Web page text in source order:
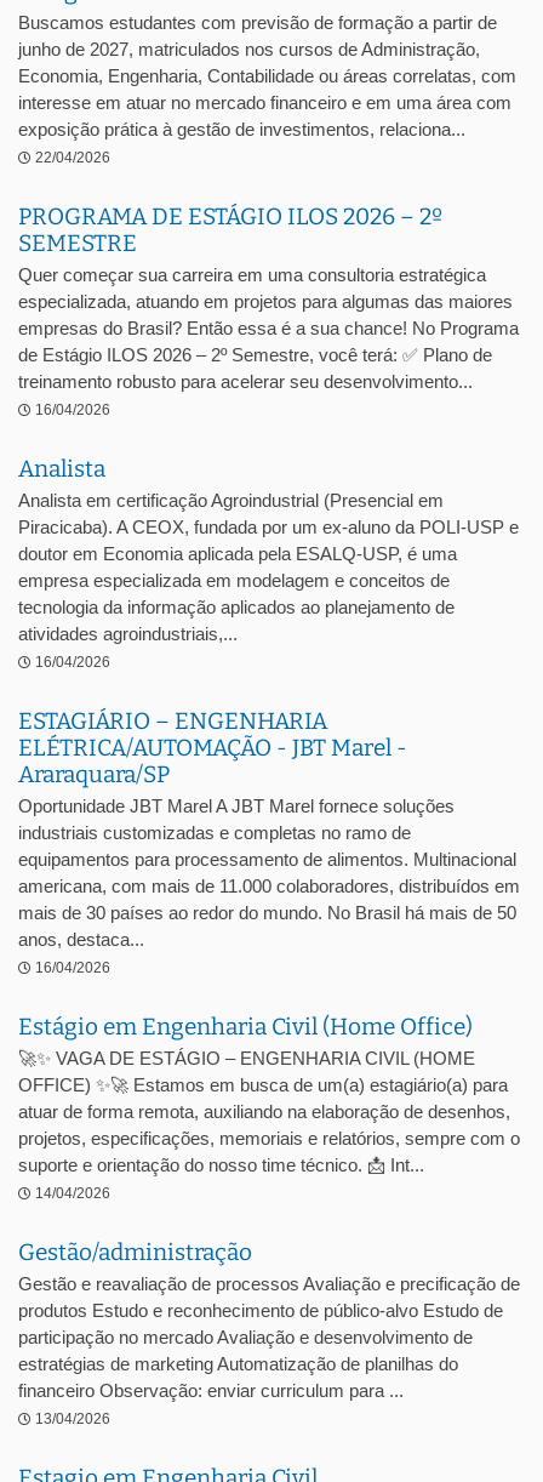
Buscamos estudantes com previsão de formação a partir de
junho de 2027, matriculados nos cursos de Administração,
Economia, Engenharia, Contabilidade ou áreas correlatas, com
interesse em atuar no mercado financeiro e em uma área com
exposição prática à gestão de investimentos, relaciona...
22/04/2026
PROGRAMA DE ESTÁGIO ILOS 2026 – 2º
SEMESTRE
Quer começar sua carreira em uma consultoria estratégica
especializada, atuando em projetos para algumas das maiores
empresas do Brasil? Então essa é a sua chance! No Programa
de Estágio ILOS 2026 – 2º Semestre, você terá: ✅ Plano de
treinamento robusto para acelerar seu desenvolvimento...
16/04/2026
Analista
Analista em certificação Agroindustrial (Presencial em
Piracicaba). A CEOX, fundada por um ex-aluno da POLI-USP e
doutor em Economia aplicada pela ESALQ-USP, é uma
empresa especializada em modelagem e conceitos de
tecnologia da informação aplicados ao planejamento de
atividades agroindustriais,...
16/04/2026
ESTAGIÁRIO – ENGENHARIA
ELÉTRICA/AUTOMAÇÃO - JBT Marel -
Araraquara/SP
Oportunidade JBT Marel A JBT Marel fornece soluções
industriais customizadas e completas no ramo de
equipamentos para processamento de alimentos. Multinacional
americana, com mais de 11.000 colaboradores, distribuídos em
mais de 30 países ao redor do mundo. No Brasil há mais de 50
anos, destaca...
16/04/2026
Estágio em Engenharia Civil (Home Office)
🚀✨ VAGA DE ESTÁGIO – ENGENHARIA CIVIL (HOME
OFFICE) ✨🚀 Estamos em busca de um(a) estagiário(a) para
atuar de forma remota, auxiliando na elaboração de desenhos,
projetos, especificações, memoriais e relatórios, sempre com o
suporte e orientação do nosso time técnico. 📩 Int...
14/04/2026
Gestão/administração
Gestão e reavaliação de processos Avaliação e precificação de
produtos Estudo e reconhecimento de público-alvo Estudo de
participação no mercado Avaliação e desenvolvimento de
estratégias de marketing Automatização de planilhas do
financeiro Observação: enviar curriculum para ...
13/04/2026